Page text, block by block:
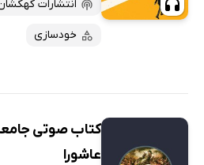
انتشارات
خودسازی
کتاب صوتی
عاشورا